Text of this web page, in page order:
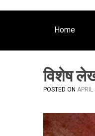
Home
विशेष
POSTED ON APRIL